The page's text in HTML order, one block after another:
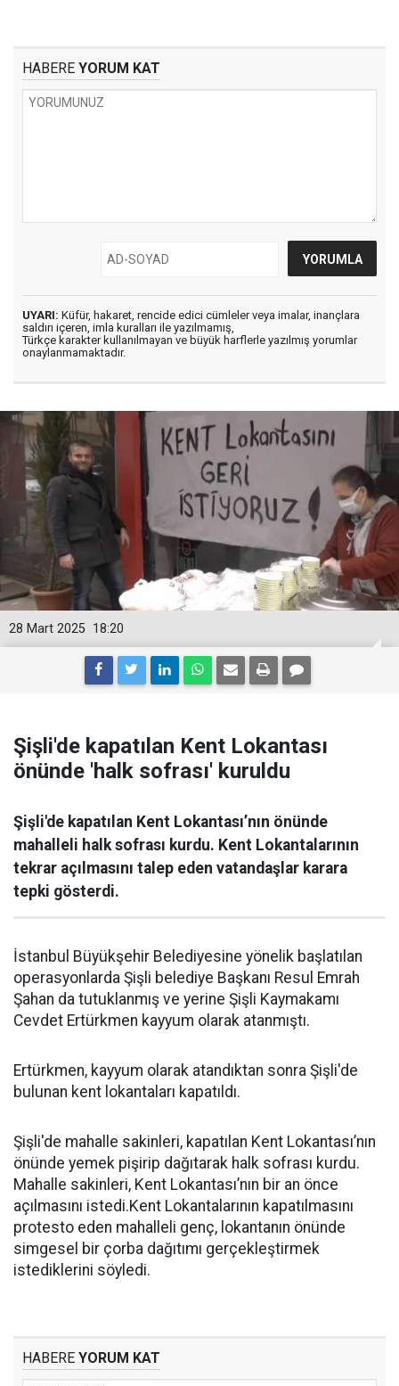
HABERE YORUM KAT
UYARI: Küfür, hakaret, rencide edici cümleler veya imalar, inançlara
saldırı içeren, imla kuralları ile yazılmamış,
Türkçe karakter kullanılmayan ve büyük harflerle yazılmış yorumlar
onaylanmamaktadır.
18:20
28 Mart 2025
Şişli'de kapatılan Kent Lokantası
önünde 'halk sofrası' kuruldu
Şişli'de kapatılan Kent Lokantası’nın önünde
mahalleli halk sofrası kurdu. Kent Lokantalarının
tekrar açılmasını talep eden vatandaşlar karara
tepki gösterdi.
İstanbul Büyükşehir Belediyesine yönelik başlatılan
operasyonlarda Şişli belediye Başkanı Resul Emrah
Şahan da tutuklanmış ve yerine Şişli Kaymakamı
Cevdet Ertürkmen kayyum olarak atanmıştı.
Ertürkmen, kayyum olarak atandıktan sonra Şişli'de
bulunan kent lokantaları kapatıldı.
Şişli'de mahalle sakinleri, kapatılan Kent Lokantası’nın
önünde yemek pişirip dağıtarak halk sofrası kurdu.
Mahalle sakinleri, Kent Lokantası’nın bir an önce
açılmasını istedi.Kent Lokantalarının kapatılmasını
protesto eden mahalleli genç, lokantanın önünde
simgesel bir çorba dağıtımı gerçekleştirmek
istediklerini söyledi.
HABERE YORUM KAT